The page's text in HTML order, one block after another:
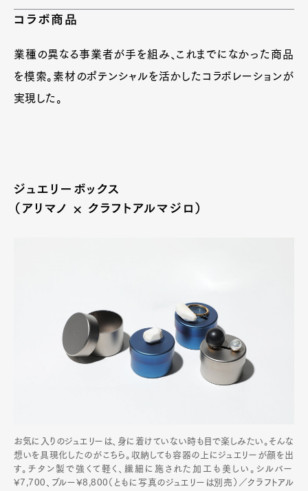
コラボ商品
業種の異なる事業者が手を組み、これまでになかった商品
を模索。素材のポテンシャルを活かしたコラボレーションが
実現した。
ジュエリーボックス
（アリマノ × クラフトアルマジロ）
お気に入りのジュエリーは、身に着けていない時も目で楽しみたい。そんな
想いを具現化したのがこちら。収納しても容器の上にジュエリーが顔を出
す。チタン製で強くて軽く、繊細に施された加工も美しい。シルバー
¥7,700、ブルー¥8,800（ともに写真のジュエリーは別売）／クラフトアル